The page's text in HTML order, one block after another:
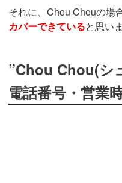
それに、Chou Chouの場
カバーできていると思い
”Chou Chou(シ
電話番号・営業